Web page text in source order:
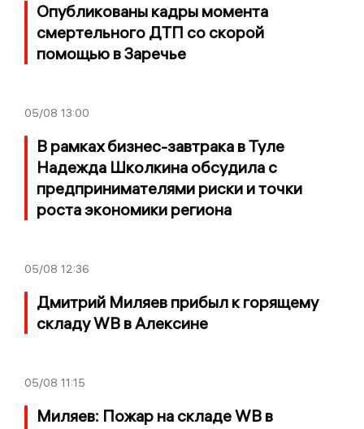
Опубликованы кадры момента
смертельного ДТП со скорой
помощью в Заречье
05/08 13:00
В рамках бизнес-завтрака в Туле
Надежда Школкина обсудила с
предпринимателями риски и точки
роста экономики региона
05/08 12:36
Дмитрий Миляев прибыл к горящему
складу WB в Алексине
05/08 11:15
Миляев: Пожар на складе WB в